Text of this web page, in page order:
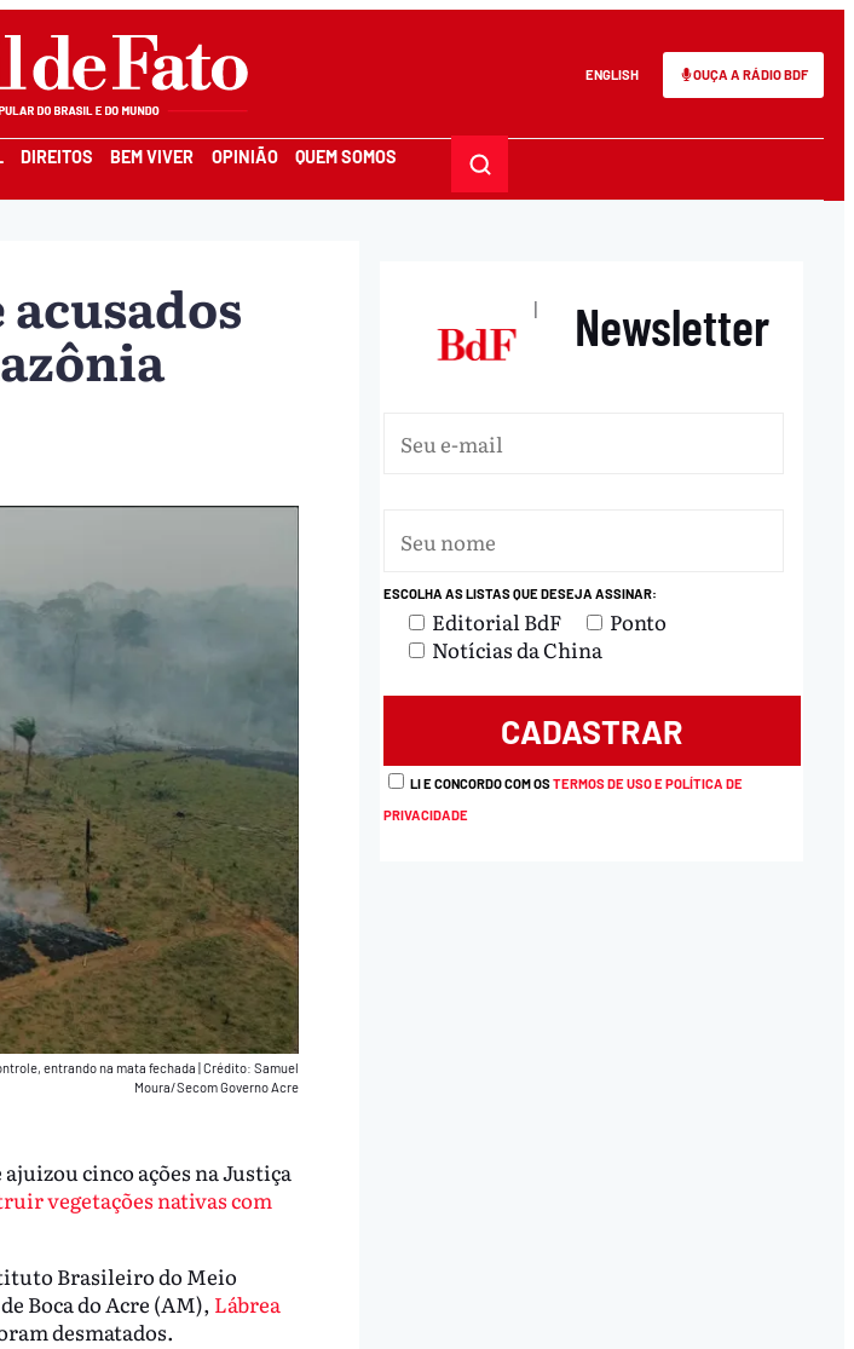
ENGLISH OUÇA A RÁDIO BDF
DIREITOS BEM VIVER OPINIÃO QUEM SOMOS
entrando na mata fechada |Crédito: Samuel
Moura/Secom Governo Acre
cinco ações na Justiça
vegetações nativas com
Brasileiro do Meio
Boca do Acre (AM), Lábrea
desmatados.
| Newsletter
ESCOLHA AS LISTAS QUE DESEJA ASSINAR:
Editorial BdF
Ponto
Notícias da China
LI E CONCORDO COM OSTERMOS DE USO E POLÍTICA DE
PRIVACIDADE